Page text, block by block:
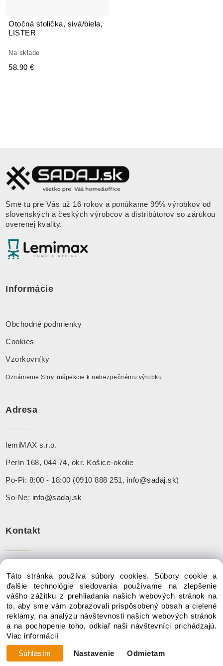
Otočná stolička, sivá/biela,
LISTER
Na sklade
58.90 €
Sme tu pre Vás už 16 rokov a ponúkame 99% výrobkov od
slovenských a českých výrobcov a distribútorov so zárukou
overenej kvality.
Informácie
Obchodné podmienky
Cookies
Vzorkovníky
Oznámenie Slov. inšpekcie k nebezpečnému výrobku
Adresa
lemiMAX s.r.o.
Perín 168, 044 74, okr. Košice-okolie
Po-Pi: 8:00 - 18:00 (0910 888 251, info@sadaj.sk)
So-Ne: info@sadaj.sk
Kontakt
Mail:info@sadaj.sk
Copyright © 2020 SADAJ.SK, Všetky práva vyhradené
Táto stránka používa súbory cookies. Súbory cookie a
ďalšie technológie sledovania používame na zlepšenie
vášho zážitku z prehliadania našich webových stránok na
to, aby sme vám zobrazovali prispôsobený obsah a cielené
reklamy, na analýzu návštevnosti našich webových stránok
a na pochopenie toho, odkiaľ naši návštevníci prichádzajú.
Viac informácií
Súhlasím Nastavenie Odmietam